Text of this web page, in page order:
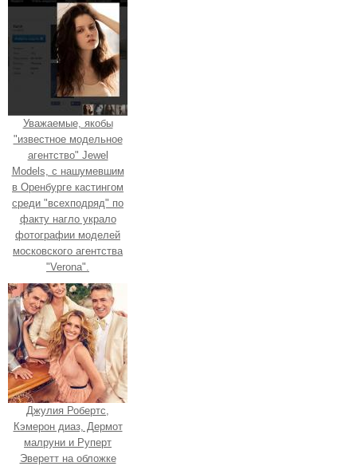
Уважаемые, якобы
"известное модельное
агентство" Jewel
Models, с нашумевшим
в Оренбурге кастингом
среди "всехподряд" по
факту нагло украло
фотографии моделей
московского агентства
"Verona".
Джулия Робертс,
Кэмерон диаз, Дермот
малруни и Руперт
Эверетт на обложке